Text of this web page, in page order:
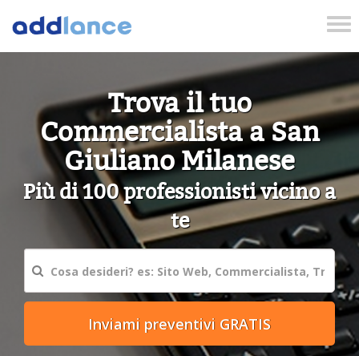
Trova il tuo
Commercialista a San
Giuliano Milanese
Più di 100 professionisti vicino a
te